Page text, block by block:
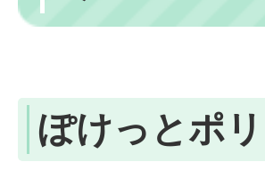
ぽけっとポ